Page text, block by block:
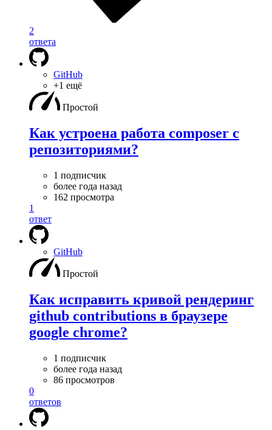
2
ответа
GitHub
+1 ещё
Простой
Как устроена работа composer с
репозиториями?
1 подписчик
более года назад
162 просмотра
1
ответ
GitHub
Простой
Как исправить кривой рендеринг
github contributions в браузере
google chrome?
1 подписчик
более года назад
86 просмотров
0
ответов